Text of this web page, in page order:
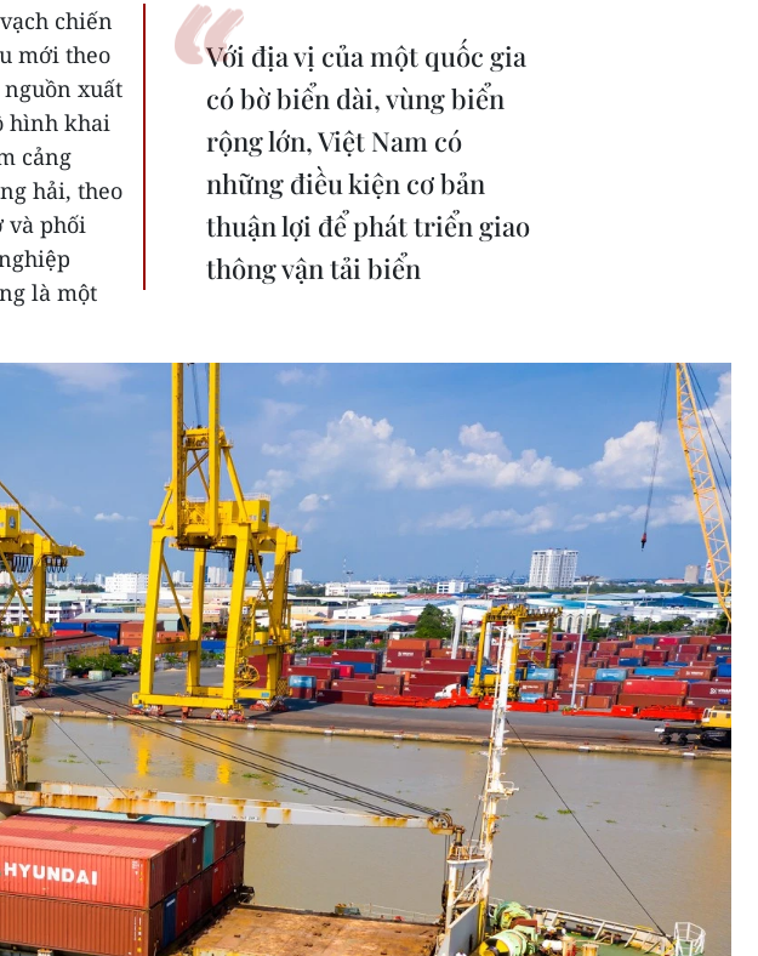
Với địa vị của một quốc gia
có bờ biển dài, vùng biển
rộng lớn, Việt Nam có
những điều kiện cơ bản
thuận lợi để phát triển giao
thông vận tải biển
chiến
mới theo
xuất
hình khai
cảng
hải, theo
và phối
là một